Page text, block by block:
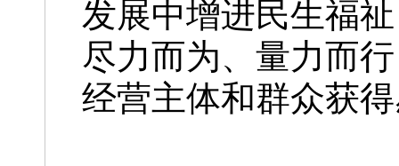
发展中增进民生福
尽力而为、量力而
经营主体和群众获